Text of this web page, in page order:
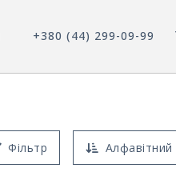
+380 (44) 299-09-99
Фільтр